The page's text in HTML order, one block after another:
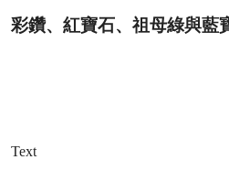
彩鑽、紅寶石、祖母綠與藍
Text